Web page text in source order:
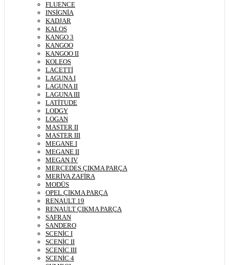
FLUENCE
INSİGNİA
KADJAR
KALOS
KANGO 3
KANGOO
KANGOO II
KOLEOS
LACETTİ
LAGUNA I
LAGUNA II
LAGUNA III
LATİTUDE
LODGY
LOGAN
MASTER II
MASTER III
MEGANE I
MEGANE II
MEGAN IV
MERCEDES ÇIKMA PARÇA
MERİVA ZAFİRA
MODÜS
OPEL ÇIKMA PARÇA
RENAULT 19
RENAULT ÇIKMA PARÇA
SAFRAN
SANDERO
SCENİC I
SCENİC II
SCENİC III
SCENİC 4